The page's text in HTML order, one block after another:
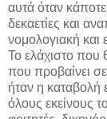
αυτά όταν
δεκαετίες και
νομολογιακή και
Το ελάχιστο
που προβαίνει
ήταν η καταβολή
όλους εκείνους